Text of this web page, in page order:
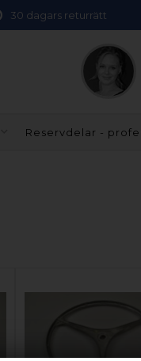
30 dagars returrätt
Reservdelar -